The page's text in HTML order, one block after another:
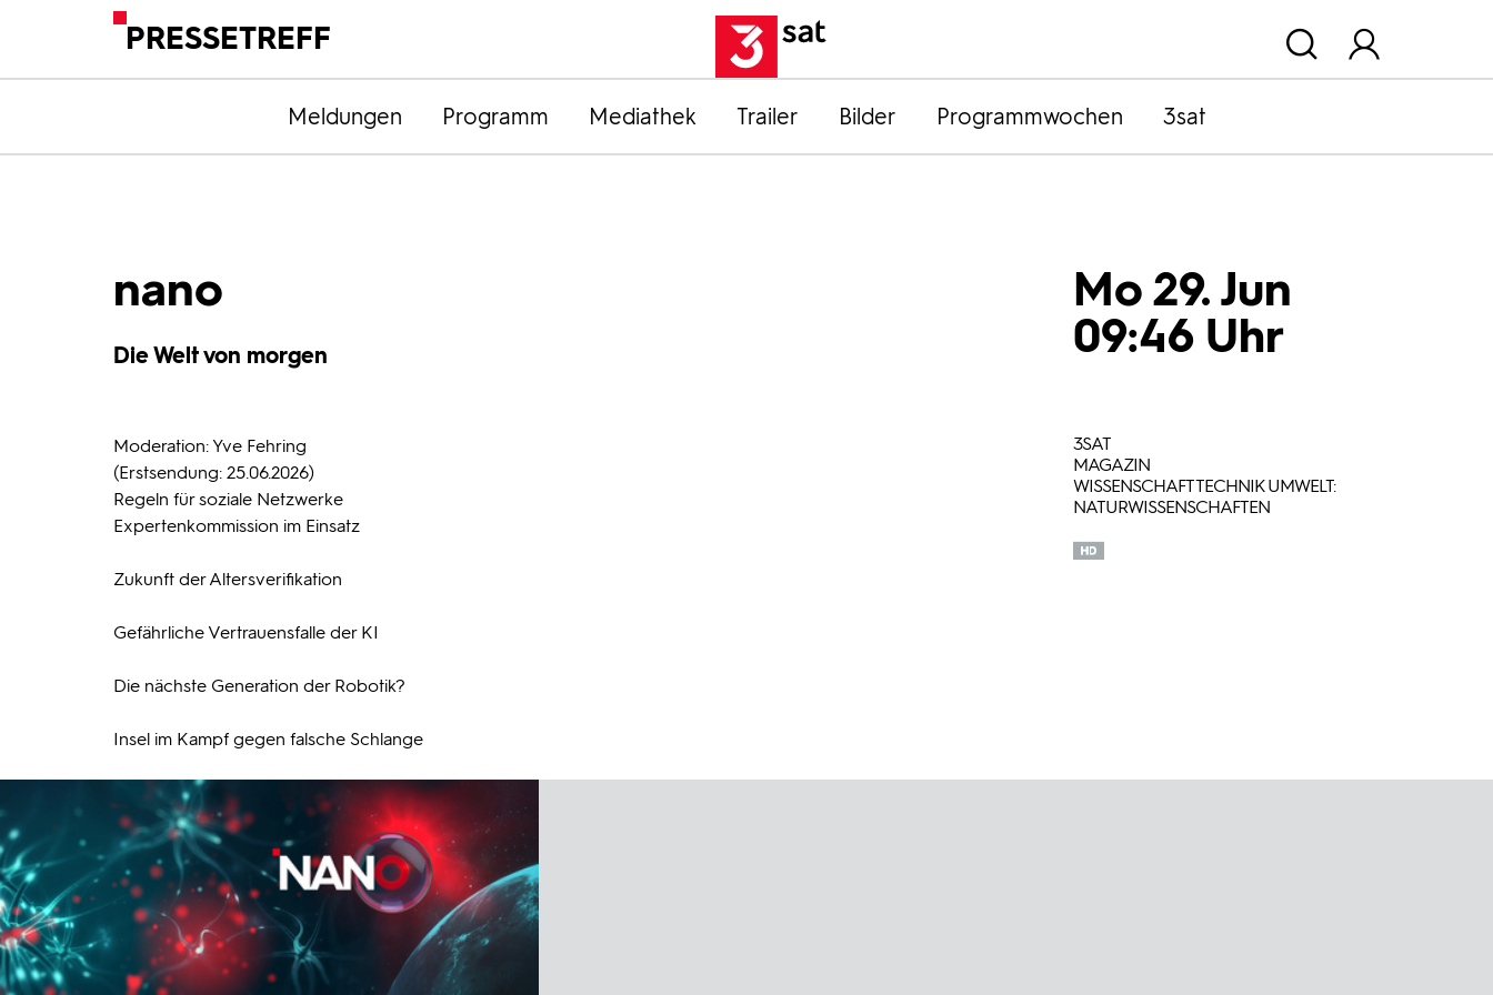
PRESSETREFF
Meldungen Programm Mediathek Trailer Bilder Programmwochen 3sat
nano
Die Welt von morgen
Mo 29. Jun
09:46 Uhr
Moderation: Yve Fehring
(Erstsendung: 25.06.2026)
Regeln für soziale Netzwerke
Expertenkommission im Einsatz
Zukunft der Altersverifikation
Gefährliche Vertrauensfalle der KI
Die nächste Generation der Robotik?
Insel im Kampf gegen falsche Schlange
3SAT
MAGAZIN
WISSENSCHAFT TECHNIK UMWELT:
NATURWISSENSCHAFTEN